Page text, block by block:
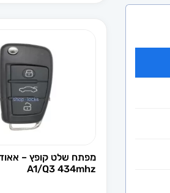
A1/Q3 434mhz